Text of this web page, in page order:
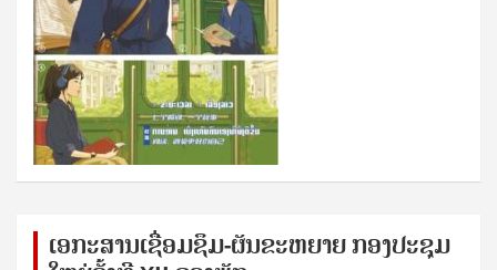
ເອກ​ະ​ສານ​ເຊ​ື່ອມ​ຊ​ຶມ-ຜັນ​ຂະ​ຫ​ຍາຍ ກອງ​ປະ​ຊຸມ​